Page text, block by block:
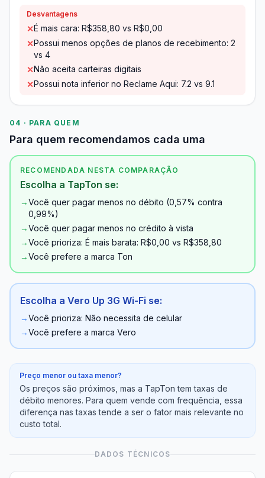
Desvantagens
✕É mais cara: R$358,80 vs R$0,00
✕Possui menos opções de planos de recebimento: 2
vs 4
✕Não aceita carteiras digitais
✕Possui nota inferior no Reclame Aqui: 7.2 vs 9.1
04 · PARA QUEM
Para quem recomendamos cada uma
RECOMENDADA NESTA COMPARAÇÃO
Escolha a TapTon se:
→Você quer pagar menos no débito (0,57% contra
0,99%)
→Você quer pagar menos no crédito à vista
→Você prioriza: É mais barata: R$0,00 vs R$358,80
→Você prefere a marca Ton
Escolha a Vero Up 3G Wi-Fi se:
→Você prioriza: Não necessita de celular
→Você prefere a marca Vero
Preço menor ou taxa menor?
Os preços são próximos, mas a TapTon tem taxas de
débito menores. Para quem vende com frequência, essa
diferença nas taxas tende a ser o fator mais relevante no
custo total.
DADOS TÉCNICOS